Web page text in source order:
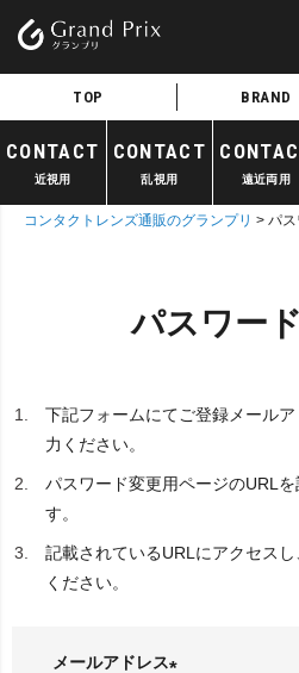
TOP BRAND
CONTACT
近視用
CONTACT
乱視用 遠近両用
コンタクトレンズ通販のグランプリ パ
パスワー
下記フォームにてご登録メール
力ください。
パスワード変更用ページのURL
す。
記載されているURLにアクセス
ください。
メールアドレス